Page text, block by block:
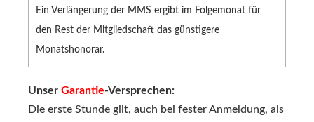
Ein Verlängerung der MMS ergibt im Folgemonat für
den Rest der Mitgliedschaft das günstigere
Monatshonorar.
Unser Garantie-Versprechen:
Die erste Stunde gilt, auch bei fester Anmeldung, als